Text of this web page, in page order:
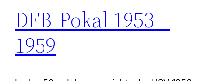
DFB-Pokal 1953 –
1959